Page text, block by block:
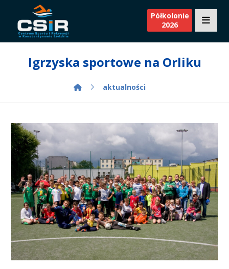
Półkolonie
2026
Igrzyska sportowe na Orliku
aktualności